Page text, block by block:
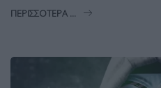
ΠΕΡΙΣΣΌΤΕΡΑ ...